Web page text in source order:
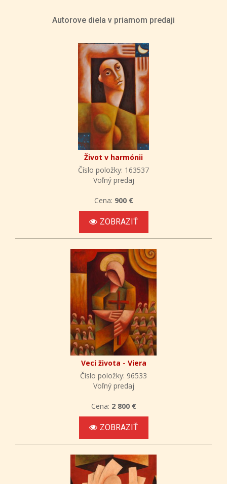
Autorove diela v priamom predaji
Život v harmónii
Číslo položky: 163537
Voľný predaj
Cena: 900 €
ZOBRAZIŤ
Veci života - Viera
Číslo položky: 96533
Voľný predaj
Cena: 2 800 €
ZOBRAZIŤ